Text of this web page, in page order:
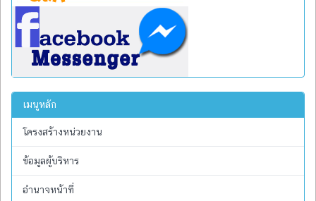
เมนูหลัก
โครงสร้างหน่วยงาน
ข้อมูลผู้บริหาร
อำนาจหน้าที่